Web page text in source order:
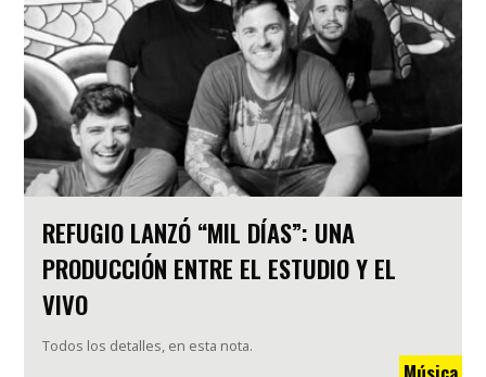
REFUGIO LANZÓ “MIL DÍAS”: UNA
PRODUCCIÓN ENTRE EL ESTUDIO Y EL
VIVO
Todos los detalles, en esta nota.